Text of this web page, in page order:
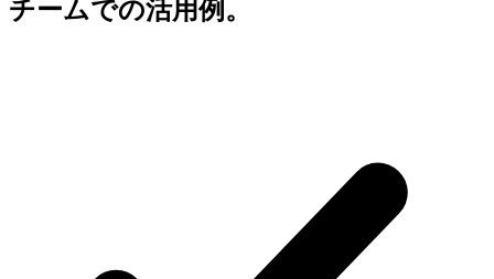
チームでの活用例。